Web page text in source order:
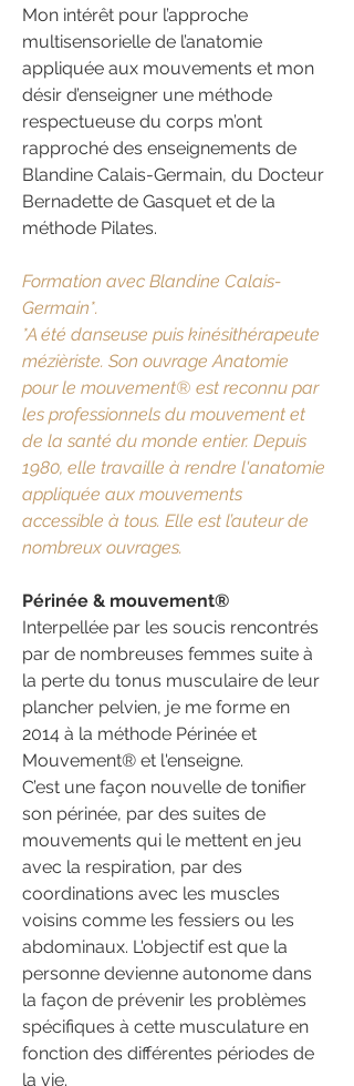
Mon intérêt pour l’approche
multisensorielle de l’anatomie
appliquée aux mouvements et mon
désir d’enseigner une méthode
respectueuse du corps m’ont
rapproché des enseignements de
Blandine Calais-Germain, du Docteur
Bernadette de Gasquet et de la
méthode Pilates.
Formation avec Blandine Calais-
Germain*.
*A été danseuse puis kinésithérapeute
mézièriste. Son ouvrage Anatomie
pour le mouvement® est reconnu par
les professionnels du mouvement et
de la santé du monde entier. Depuis
1980, elle travaille à rendre l'anatomie
appliquée aux mouvements
accessible à tous. Elle est l’auteur de
nombreux ouvrages.
Périnée & mouvement®
Interpellée par les soucis rencontrés
par de nombreuses femmes suite à
la perte du tonus musculaire de leur
plancher pelvien, je me forme en
2014 à la méthode Périnée et
Mouvement® et l'enseigne.
C’est une façon nouvelle de tonifier
son périnée, par des suites de
mouvements qui le mettent en jeu
avec la respiration, par des
coordinations avec les muscles
voisins comme les fessiers ou les
abdominaux. L'objectif est que la
personne devienne autonome dans
la façon de prévenir les problèmes
spécifiques à cette musculature en
fonction des différentes périodes de
la vie.